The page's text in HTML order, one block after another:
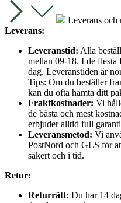
Leverans och
Leverans:
Leveranstid: Alla
mellan 09-18. I de flesta
dag. Leveranstiden är
Tips: Om du beställer
kan du ofta hämta ditt
Fraktkostnader: Vi
de bästa och mest
erbjuder alltid full
Leveransmetod: Vi
PostNord och GLS för
säkert och i tid.
Retur:
Returrätt: Du har 14